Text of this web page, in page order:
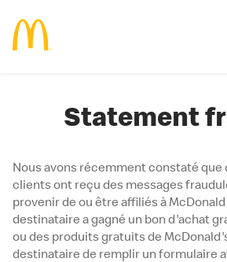
Statement
Nous avons récemment constaté que
clients ont reçu des messages
provenir de ou être affiliés à
destinataire a gagné un bon d'achat
ou des produits gratuits de
destinataire de remplir un formulaire